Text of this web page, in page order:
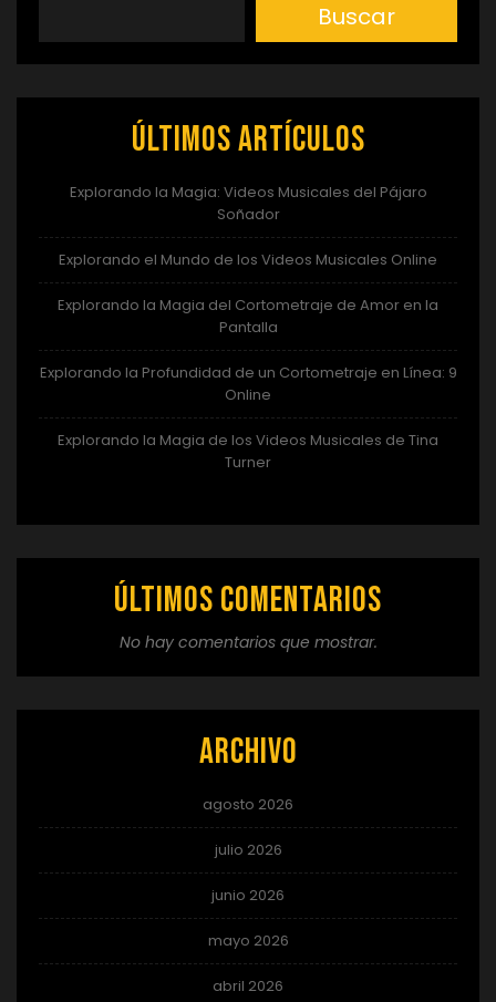
Buscar
Últimos artículos
Explorando la Magia: Videos Musicales del Pájaro
Soñador
Explorando el Mundo de los Videos Musicales Online
Explorando la Magia del Cortometraje de Amor en la
Pantalla
Explorando la Profundidad de un Cortometraje en Línea: 9
Online
Explorando la Magia de los Videos Musicales de Tina
Turner
Últimos comentarios
No hay comentarios que mostrar.
Archivo
agosto 2026
julio 2026
junio 2026
mayo 2026
abril 2026